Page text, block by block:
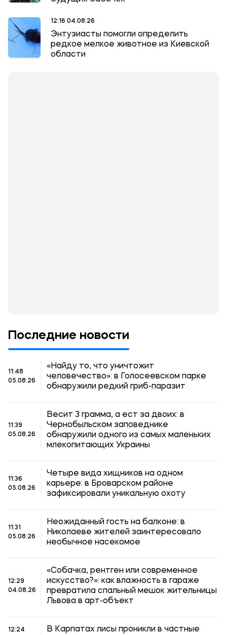
12:16 04.08.26
Энтузиасты помогли определить
редкое мелкое животное из Киевской
области
Последние новости
11:48
05.08.26
«Найду то, что уничтожит
человечество»: в Голосеевском парке
обнаружили редкий гриб-паразит
11:39
05.08.26
Весит 3 грамма, а ест за двоих: в
Чернобыльском заповеднике
обнаружили одного из самых маленьких
млекопитающих Украины
11:36
05.08.26
Четыре вида хищников на одном
карьере: в Броварском районе
зафиксировали уникальную охоту
11:31
05.08.26
Неожиданный гость на балконе: в
Николаеве жителей заинтересовало
необычное насекомое
12:29
04.08.26
«Собачка, рентген или современное
искусство?»: как влажность в гараже
превратила спальный мешок жительницы
Львова в арт-объект
12:24
В Карпатах лисы проникли в частные